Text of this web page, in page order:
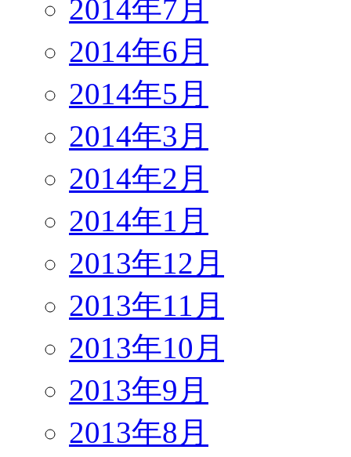
2014年7月
2014年6月
2014年5月
2014年3月
2014年2月
2014年1月
2013年12月
2013年11月
2013年10月
2013年9月
2013年8月